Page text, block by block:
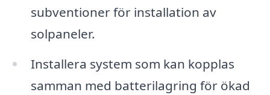
subventioner för installation av
solpaneler.
Installera system som kan kopplas
samman med batterilagring för ökad